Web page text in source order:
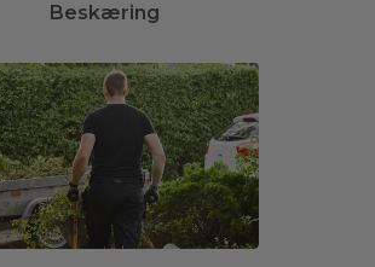
Beskæring